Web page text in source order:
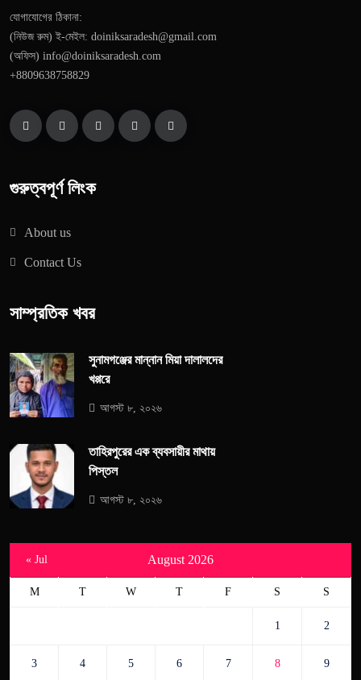
যোগাযোগের ঠিকানা:
(নিউজ রুম) ই-মেইল: doiniksaradesh@gmail.com
(অফিস) info@doiniksaradesh.com
+8809638758829
গুরুত্বপূর্ণ লিংক
About us
Contact Us
সাম্প্রতিক খবর
সুনামগঞ্জের মান্নান মিয়া দালালদের
খপ্পরে
আগস্ট ৮, ২০২৬
তাহিরপুরের এক ব্যবসায়ীর মাথায়
পিস্তল
আগস্ট ৮, ২০২৬
August 2026
M T W T F S S
1 2
3 4 5 6 7 8 9
« Jul